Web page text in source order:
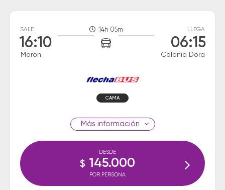
SALE
16:10
Moron
14h 05m LLEGA
06:15
Colonia Dora
CAMA
información
DESDE
$ 145.000
POR PERSONA